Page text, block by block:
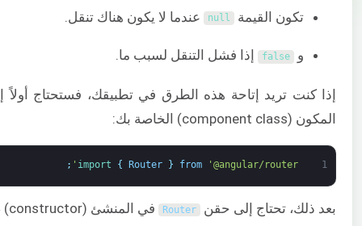
تكون القيمة null عندما لا يكون هناك تنقل.
و false إذا فشل التنقل لسبب ما.
إذا كنت تريد إتاحة هذه الطرق في تطبيقك، فستحتاج أولاً
المكون (component class) الخاصة بك:
1
import { Router } from '@angular/router'
;
بعد ذلك، تحتاج إلى حقن Router في المنشئ (constructor) ضمن التبعيات: